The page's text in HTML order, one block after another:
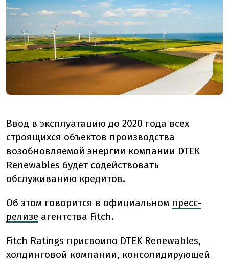
Ввод в эксплуатацию до 2020 года всех
строящихся объектов производства
возобновляемой энергии компании DTEK
Renewables будет содействовать
обслуживанию кредитов.
Об этом говорится в официальном пресс-
релизе агентства Fitch.
Fitch Ratings присвоило DTEK Renewables,
холдинговой компании, консолидирующей